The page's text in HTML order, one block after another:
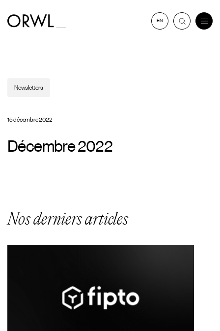
EN
Newsletters
15 décembre 2022
Décembre 2022
Nos derniers articles